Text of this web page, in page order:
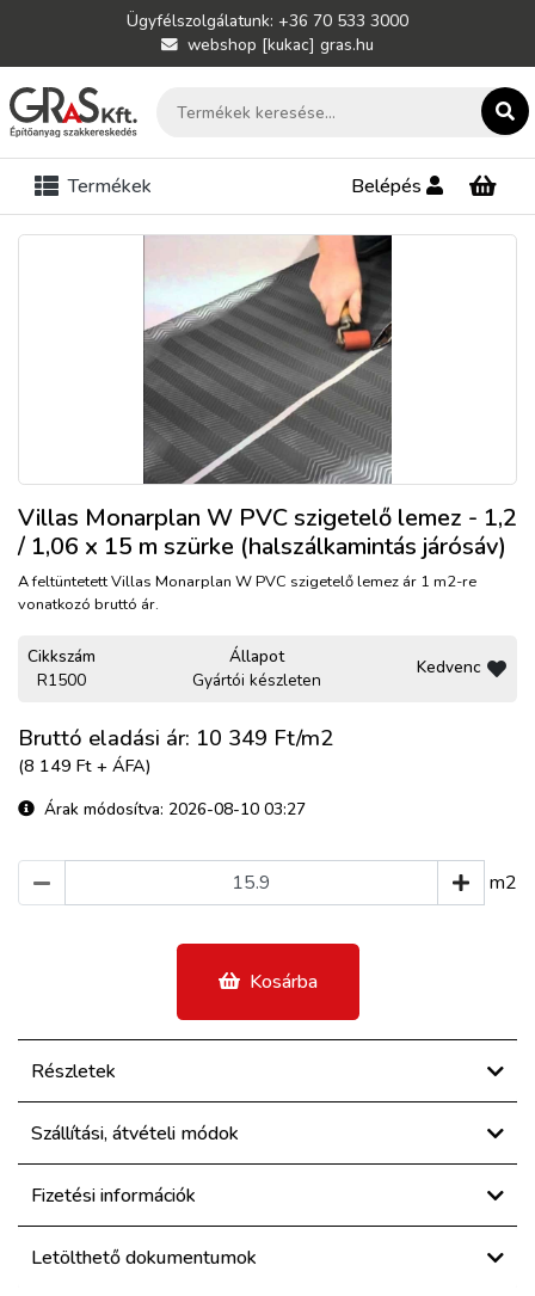
Ügyfélszolgálatunk: +36 70 533 3000
webshop [kukac] gras.hu
Termékek Belépés
Villas Monarplan W PVC szigetelő lemez - 1,2
/ 1,06 x 15 m szürke (halszálkamintás járósáv)
A feltüntetett Villas Monarplan W PVC szigetelő lemez ár 1 m2-re
vonatkozó bruttó ár.
Cikkszám
R1500
Állapot
Gyártói készleten
Kedvenc
Bruttó eladási ár: 10 349 Ft/m2
(8 149 Ft + ÁFA)
Árak módosítva: 2026-08-10 03:27
m2
Kosárba
Részletek
Szállítási, átvételi módok
Fizetési információk
Letölthető dokumentumok